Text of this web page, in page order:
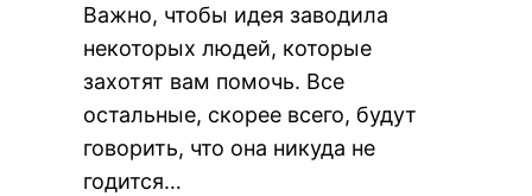
Важно, чтобы идея заводила
некоторых людей, которые
захотят вам помочь. Все
остальные, скорее всего, будут
говорить, что она никуда не
годится…